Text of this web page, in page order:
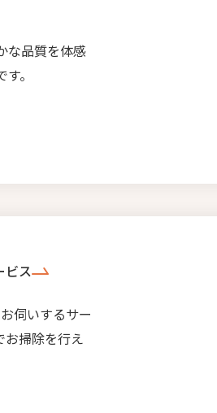
な品質を体感
。
ビス
伺いするサー
お掃除を行え